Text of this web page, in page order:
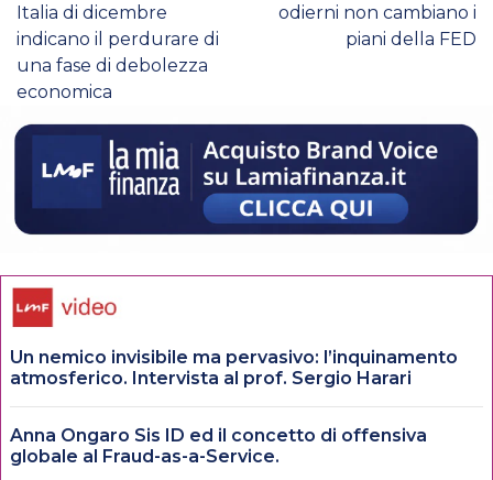
Italia di dicembre
indicano il perdurare di
una fase di debolezza
economica
odierni non cambiano i
piani della FED
Un nemico invisibile ma pervasivo: l’inquinamento
atmosferico. Intervista al prof. Sergio Harari
Anna Ongaro Sis ID ed il concetto di offensiva
globale al Fraud-as-a-Service.